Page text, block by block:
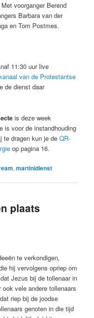
voorganger Berend
Barbara van der
en Tom Postmes.
11:30 uur live
van de Protestantse
de dienst daar
is deze week
is voor de instandhouding
te dragen kun je deQR-
op pagina 16.
,martinidienst
plaats
te verkondigen,
hij vervolgens opriep om
Jezus bij de tollenaar in
vele andere tollenaars
riep bij de joodse
genoten in die tijd